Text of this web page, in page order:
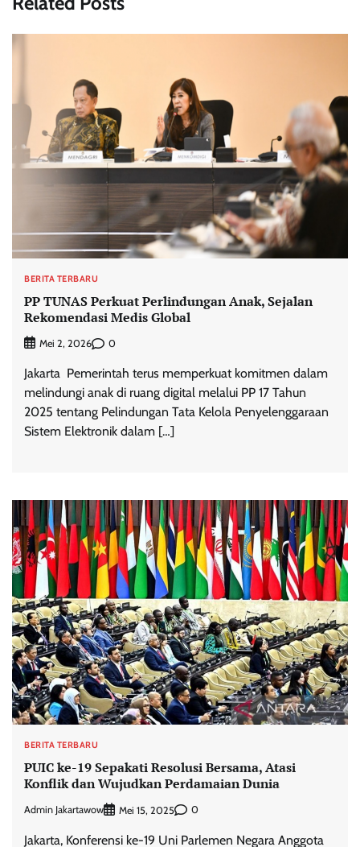
BERITA TERBARU
PP TUNAS Perkuat Perlindungan Anak, Sejalan
Rekomendasi Medis Global
Mei 2, 2026 0
Jakarta  Pemerintah terus memperkuat komitmen dalam
melindungi anak di ruang digital melalui PP 17 Tahun
2025 tentang Pelindungan Tata Kelola Penyelenggaraan
Sistem Elektronik dalam […]
BERITA TERBARU
PUIC ke-19 Sepakati Resolusi Bersama, Atasi
Konflik dan Wujudkan Perdamaian Dunia
Admin Jakartawow Mei 15, 2025 0
Jakarta, Konferensi ke-19 Uni Parlemen Negara Anggota